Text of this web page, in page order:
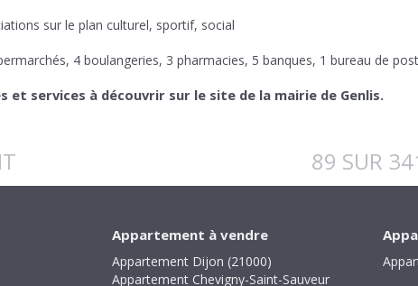
sur le plan culturel, sportif, social
4 boulangeries, 3 pharmacies, 5 banques, 1 bureau de
et services à découvrir sur le site de la mairie de Genlis.
89 SUR
Appartement à vendre
Appartement Dijon (21000)
Appartement Chevigny-Saint-Sauveur